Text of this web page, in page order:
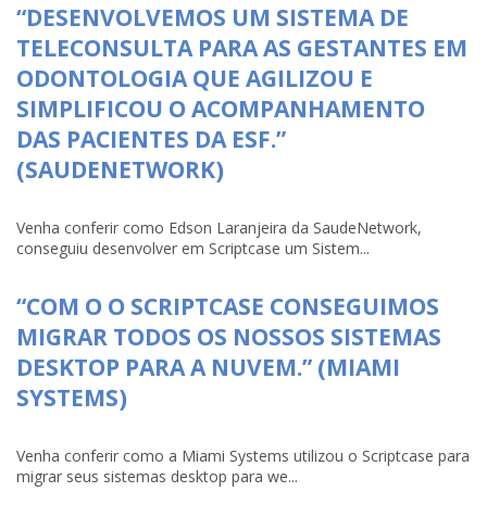
“DESENVOLVEMOS UM SISTEMA DE
TELECONSULTA PARA AS GESTANTES EM
ODONTOLOGIA QUE AGILIZOU E
SIMPLIFICOU O ACOMPANHAMENTO
DAS PACIENTES DA ESF.”
(SAUDENETWORK)
Venha conferir como Edson Laranjeira da SaudeNetwork,
conseguiu desenvolver em Scriptcase um Sistem...
“COM O O SCRIPTCASE CONSEGUIMOS
MIGRAR TODOS OS NOSSOS SISTEMAS
DESKTOP PARA A NUVEM.” (MIAMI
SYSTEMS)
Venha conferir como a Miami Systems utilizou o Scriptcase para
migrar seus sistemas desktop para we...